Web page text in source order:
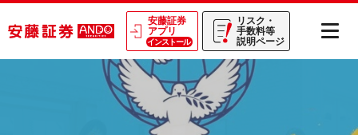
リスク・
手数料等
説明ページ
安藤証券
アプリ
インストール